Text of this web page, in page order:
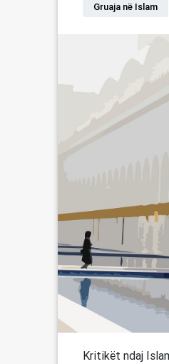
Gruaja në Islam
Kritikët ndaj